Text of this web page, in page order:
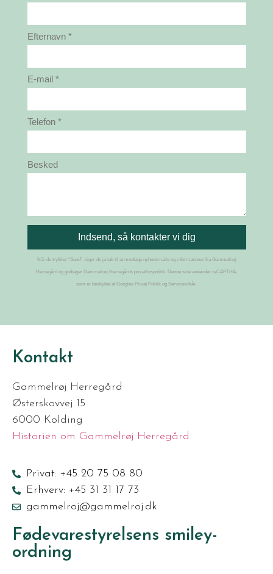
Kontakt
Gammelrøj Herregård
Østerskovvej 15
6000 Kolding
Historien om Gammelrøj Herregård
Privat: +45 20 75 08 80
Erhverv: +45 31 31 17 73
gammelroj@gammelroj.dk
Fødevarestyrelsens smiley-
ordning